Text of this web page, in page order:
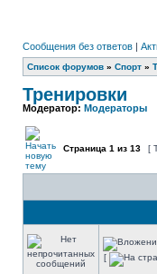
Сообщения без ответов |
Список форумов » Спорт »
Тренировки
Модератор: Модераторы
Страница 1 из 13 [
[